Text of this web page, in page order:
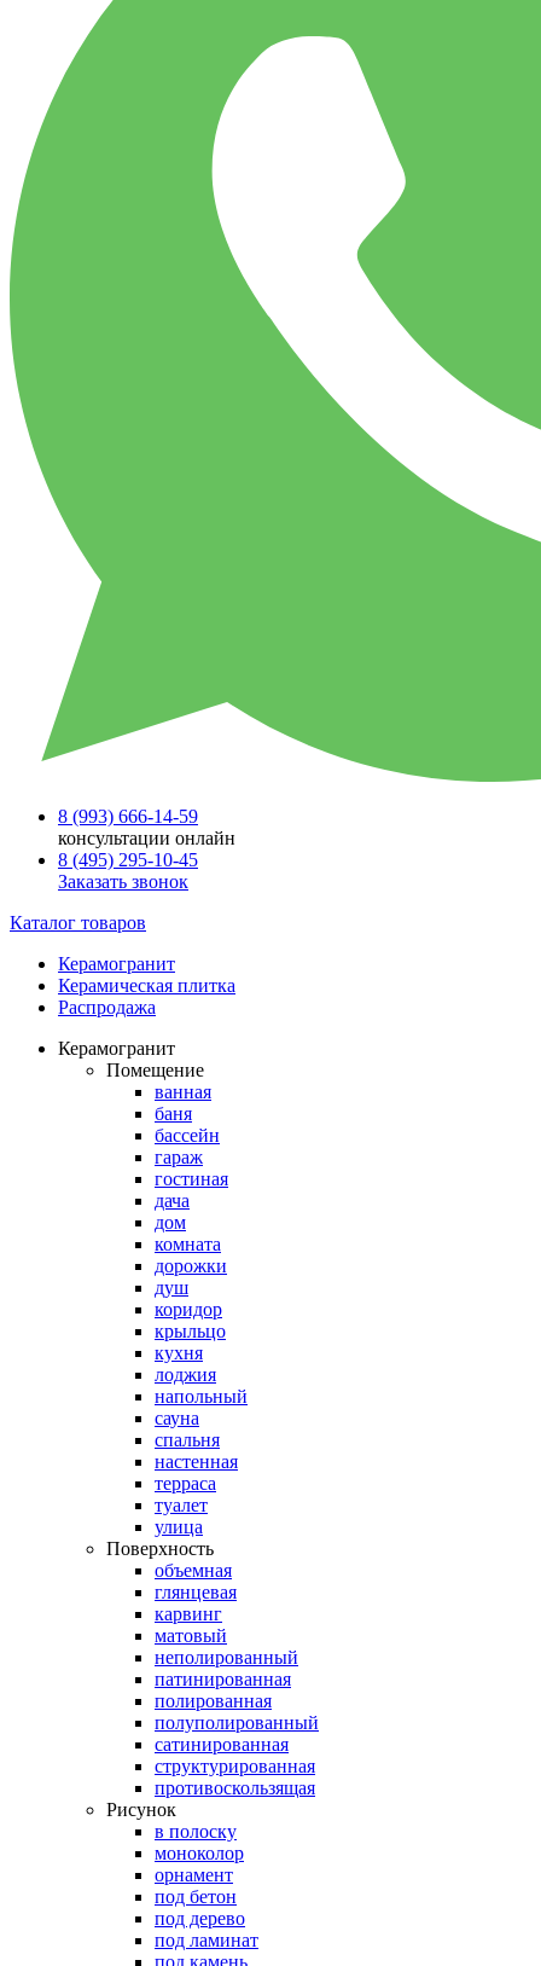
8 (993) 666-14-59
консультации онлайн
8 (495) 295-10-45
Заказать звонок
Каталог товаров
Керамогранит
Керамическая плитка
Распродажа
Керамогранит
Помещение
ванная
баня
бассейн
гараж
гостиная
дача
дом
комната
дорожки
душ
коридор
крыльцо
кухня
лоджия
напольный
сауна
спальня
настенная
терраса
туалет
улица
Поверхность
объемная
глянцевая
карвинг
матовый
неполированный
патинированная
полированная
полуполированный
сатинированная
структурированная
противоскользящая
Рисунок
в полоску
моноколор
орнамент
под бетон
под дерево
под ламинат
под камень